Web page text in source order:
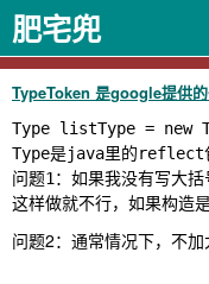
肥宅兜
TypeToken 是google提供
Type listType = new
Type是java里的reflect
问题1：如果我没有写大
这样做就不行，如果构造
问题2：通常情况下，不